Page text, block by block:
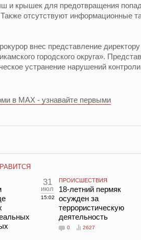
и крышек для предотвращения
отсутствуют информационные
внес представление
городского округа».
устранение нарушений
в MAX - узнавайте первыми
31
июл
15:02
ПРОИСШЕСТВИЯ
18-летний пермяк
осужден за
террористическую
деятельность
0 2627